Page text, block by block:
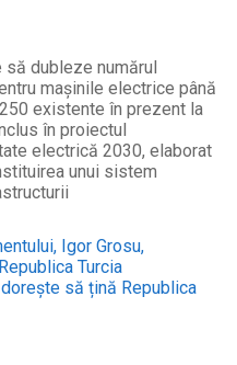
dubleze numărul
mașinile electrice până
existente în prezent la
în proiectul
electrică 2030, elaborat
unui sistem
Igor Grosu,
Turcia
să țină Republica